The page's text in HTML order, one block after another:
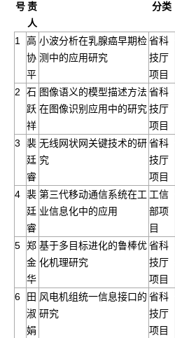
号 责
人
分类
1 高
协
平
小波分析在乳腺癌早期检
测中的应用研究
省科
技厅
项目
2
石
跃
祥
图像语义的模型描述方法
在图像识别应用中的研究
省科
技厅
项目
3
裴
廷
睿
无线网状网关键技术的研
究
省科
技厅
项目
4 裴
廷
睿
第三代移动通信系统在工
业信息化中的应用
工信
部项
目
5 郑
金
华
基于多目标进化的鲁棒优
化机理研究
省科
技厅
项目
6
田
淑
娟
风电机组统一信息接口的
研究
省科
技厅
项目